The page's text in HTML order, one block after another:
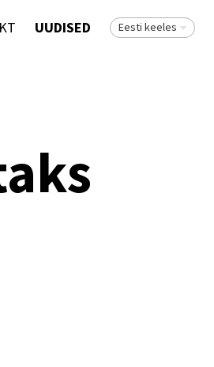
UUDISED Eesti keeles